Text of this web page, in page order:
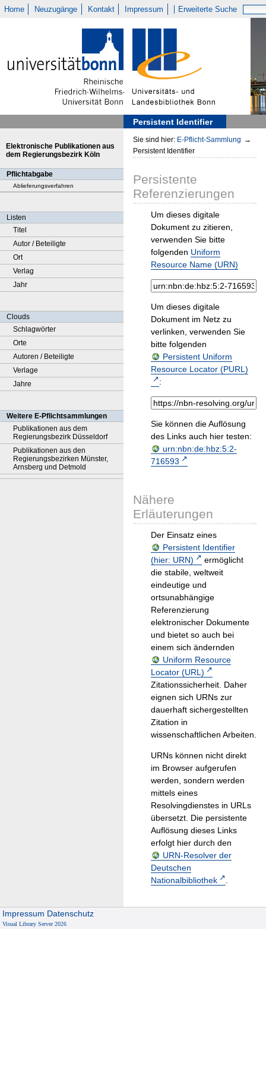
Home Neuzugänge Kontakt Impressum Erweiterte Suche
Persistent Identifier
Elektronische Publikationen aus
dem Regierungsbezirk Köln
Pflichtabgabe
Ablieferungsverfahren
Listen
Titel
Autor / Beteiligte
Ort
Verlag
Jahr
Clouds
Schlagwörter
Orte
Autoren / Beteiligte
Verlage
Jahre
Weitere E-Pflichtsammlungen
Publikationen aus dem
Regierungsbezirk Düsseldorf
Publikationen aus den
Regierungsbezirken Münster,
Arnsberg und Detmold
Sie sind hier: E-Pflicht-Sammlung →
Persistent Identifier
Persistente
Referenzierungen
Um dieses digitale
Dokument zu zitieren,
verwenden Sie bitte
folgenden Uniform
Resource Name (URN)
Um dieses digitale
Dokument im Netz zu
verlinken, verwenden Sie
bitte folgenden
Persistent Uniform
Resource Locator (PURL)
:
Sie können die Auflösung
des Links auch hier testen:
urn:nbn:de:hbz:5:2-
716593
Nähere
Erläuterungen
Der Einsatz eines
Persistent Identifier
(hier: URN)
ermöglicht
die stabile, weltweit
eindeutige und
ortsunabhängige
Referenzierung
elektronischer Dokumente
und bietet so auch bei
einem sich ändernden
Uniform Resource
Locator (URL)
Zitationssicherheit. Daher
eignen sich URNs zur
dauerhaft sichergestellten
Zitation in
wissenschaftlichen Arbeiten.
URNs können nicht direkt
im Browser aufgerufen
werden, sondern werden
mittels eines
Resolvingdienstes in URLs
übersetzt. Die persistente
Auflösung dieses Links
erfolgt hier durch den
URN-Resolver der
Deutschen
Nationalbibliothek
.
Impressum Datenschutz
Visual Library Server 2026